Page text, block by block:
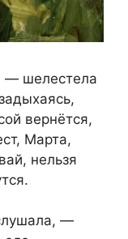
— шелестела
вернётся,
Марта,
нельзя
—